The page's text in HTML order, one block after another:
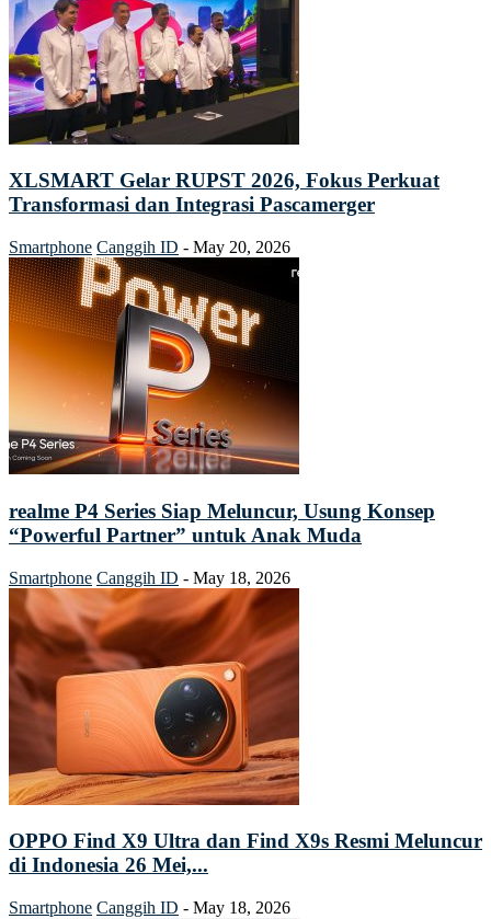
XLSMART Gelar RUPST 2026, Fokus Perkuat
Transformasi dan Integrasi Pascamerger
Smartphone Canggih ID - May 20, 2026
realme P4 Series Siap Meluncur, Usung Konsep
“Powerful Partner” untuk Anak Muda
Smartphone Canggih ID - May 18, 2026
OPPO Find X9 Ultra dan Find X9s Resmi Meluncur
di Indonesia 26 Mei,...
Smartphone Canggih ID - May 18, 2026